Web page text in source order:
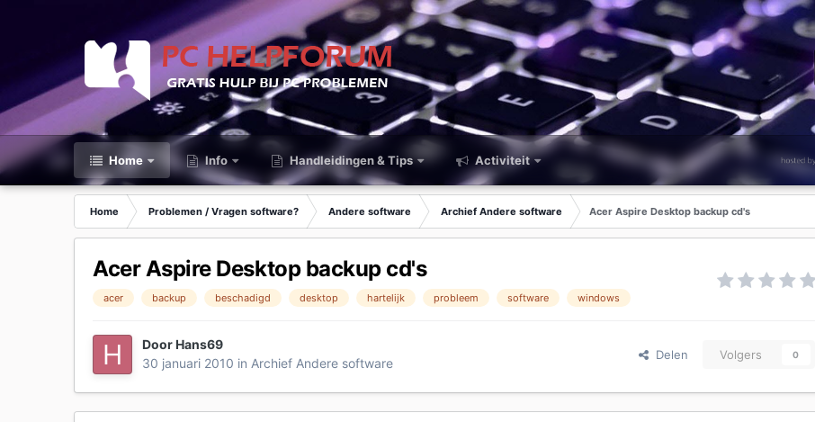
Home Info Handleidingen & Tips Activiteit
Home Problemen / Vragen software? Andere software Archief Andere software Acer Aspire Desktop backup cd's
Acer Aspire Desktop backup cd's
acer backup beschadigd desktop hartelijk probleem software windows
DoorHans69
30 januari 2010 in Archief Andere software
Delen Volgers 0